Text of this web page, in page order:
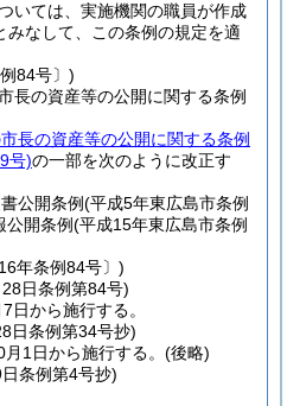
いては、実施機関の職員が作成
みなして、この条例の規定を適
84号〕)
長の資産等の公開に関する条例
長の資産等の公開に関する条例
号)の一部を次のように改正す
公開条例(平成5年東広島市条例
公開条例(平成15年東広島市条例
年条例84号〕)
日条例第84号)
日から施行する。
日条例第34号抄)
1日から施行する。 (後略)
条例第4号抄)